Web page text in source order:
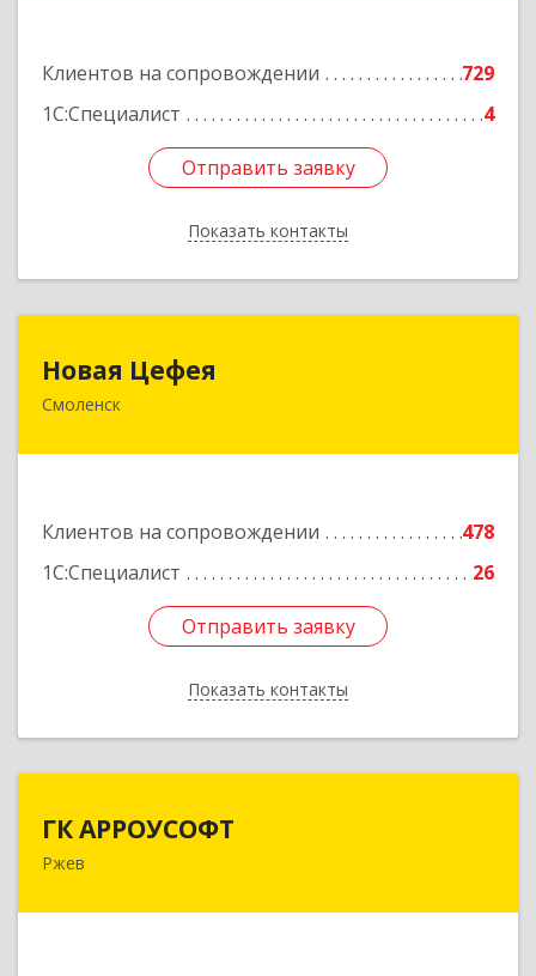
Клиентов на сопровождении
729
1С:Специалист
4
Отправить заявку
Показать контакты
Отправить заявку
Назад
Новая Цефея
Смоленск
Клиентов на сопровождении
478
1С:Специалист
26
Отправить заявку
Показать контакты
214018, Смоленская обл, Смоленск г, Раевского
Отправить заявку
Назад
ГК АРРОУСОФТ
Ржев172381, Тверская обл, м.о. Ржевский, Ржев г,